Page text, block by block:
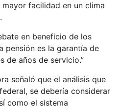
facilidad en un clima
en beneficio de los
pensión es la garantía de
de años de servicio.”
señaló que el análisis que
se debería considerar
como el sistema